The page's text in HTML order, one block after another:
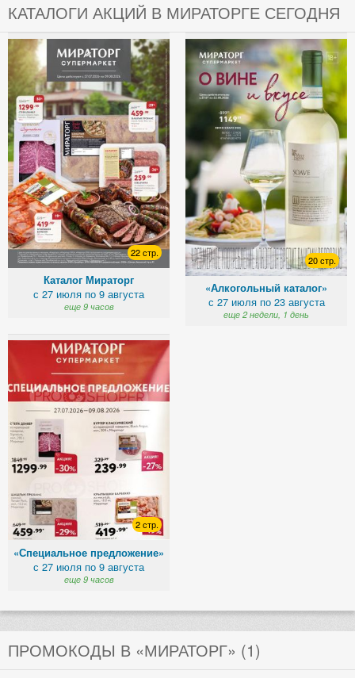
КАТАЛОГИ АКЦИЙ В МИРАТОРГЕ СЕГОДНЯ
22 стр.
Каталог Мираторг
с 27 июля по 9 августа
еще 9 часов
20 стр.
«Алкогольный каталог»
с 27 июля по 23 августа
еще 2 недели, 1 день
2 стр.
«Специальное предложение»
с 27 июля по 9 августа
еще 9 часов
ПРОМОКОДЫ В «МИРАТОРГ» (1)